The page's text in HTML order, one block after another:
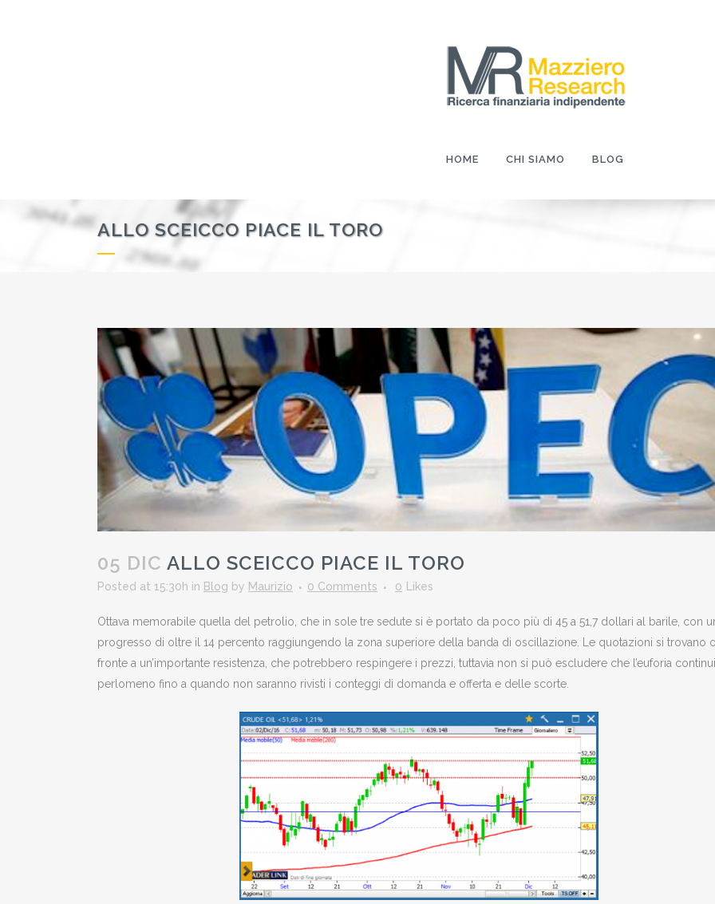
HOME CHI SIAMO BLOG
ALLO SCEICCO PIACE IL TORO
05 DIC ALLO SCEICCO PIACE IL TORO
Posted at 15:30h in Blog by Maurizio 0 Comments 0 Likes
Ottava memorabile quella del petrolio, che in sole tre sedute si è portato da poco più di 45 a 51,7 dollari al barile, con
progresso di oltre il 14 percento raggiungendo la zona superiore della banda di oscillazione. Le quotazioni si trovano
fronte a un’importante resistenza, che potrebbero respingere i prezzi, tuttavia non si può escludere che l’euforia
perlomeno fino a quando non saranno rivisti i conteggi di domanda e offerta e delle scorte.